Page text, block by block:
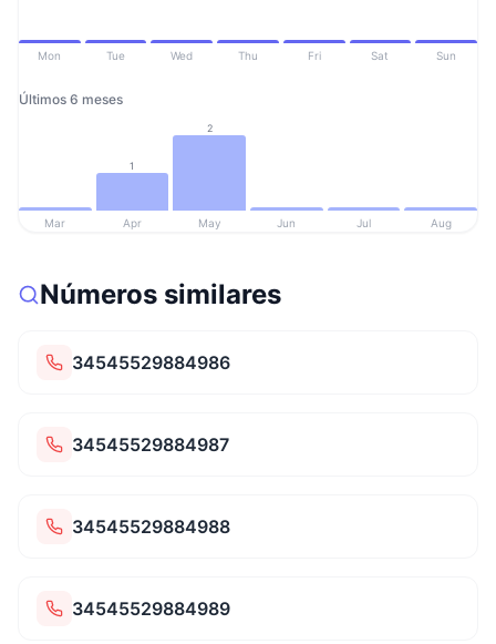
Mon Tue Wed Thu Fri Sat Sun
Últimos 6 meses
1
2
Mar Apr May Jun Jul Aug
Números similares
34545529884986
34545529884987
34545529884988
34545529884989